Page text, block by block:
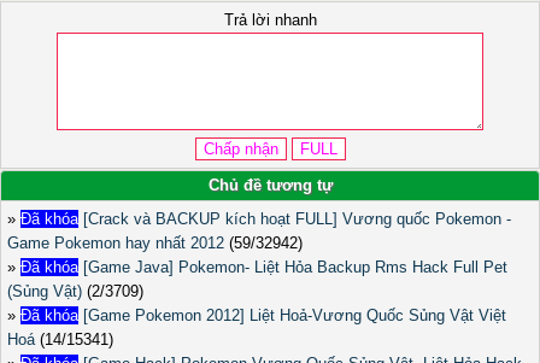
Trả lời nhanh
Chủ đề tương tự
» Đã khóa [Crack và BACKUP kích hoạt FULL] Vương quốc Pokemon -
Game Pokemon hay nhất 2012 (59/32942)
» Đã khóa [Game Java] Pokemon- Liệt Hỏa Backup Rms Hack Full Pet
(Sủng Vật) (2/3709)
» Đã khóa [Game Pokemon 2012] Liệt Hoả-Vương Quốc Sủng Vật Việt
Hoá(14/15341)